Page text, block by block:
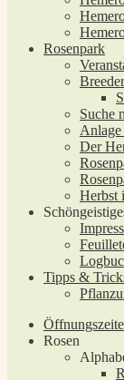
Rosenpark
Suche
Anlage
Der
Herbst
Tipps &
Rosen